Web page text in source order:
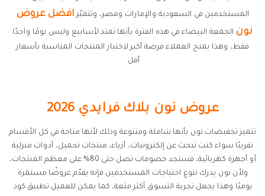
المستخدمين في السعودية والإمارات ومصر، وتتميّز افضل عروض
نون الجمعة البيضاء في هذه الفترة بأنها تمتد لأسابيع وليس يومًا واحدًا
فقط، وهذا يمنح العملاء فرصة أكبر لاختيار المنتجات المناسبة بأسعار
أقل.
عروض نون بلاك فرايدي 2026
تتميز تخفيضات نون بأنها شاملة ومتنوعة وذلك لأنها متاحة في كل الأقسام
تقريبًا سواء كنت تبحث عن إلكترونيات، أزياء، منتجات تجميل، أدوات منزلية
أو أجهزة كهربائية، فستجد خصومات تصل حتى 80% على معظم المنتجات،
ولأن نون يدرك تنوع احتياجات المستخدمين فإنه يقدّم عروضًا مستمرة
يوميًا وهذا يجعل تجربة التسوق أكثر متعة، كما يمكن للعميل تطبيق كود